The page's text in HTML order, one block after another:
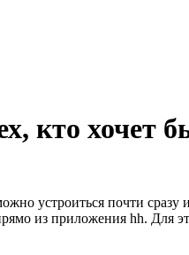
кто хочет
устроиться почти
из приложения hh. Для